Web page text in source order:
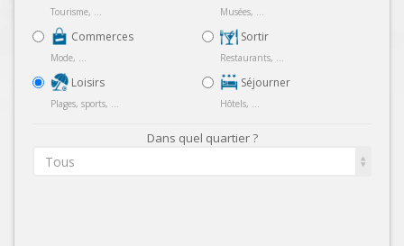
Tourisme, ...
Commerces
Mode, ...
Loisirs
Plages, sports, ...
Musées, ...
Sortir
Restaurants, ...
Séjourner
Hôtels, ...
Dans quel quartier ?
Tous